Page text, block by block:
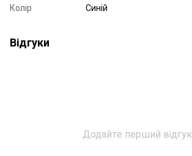
Колір
Синій
Відгуки
Додайте перший відгук